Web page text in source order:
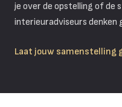
je over de opstelling of de
interieuradviseurs denken
Laat jouw samenstelling